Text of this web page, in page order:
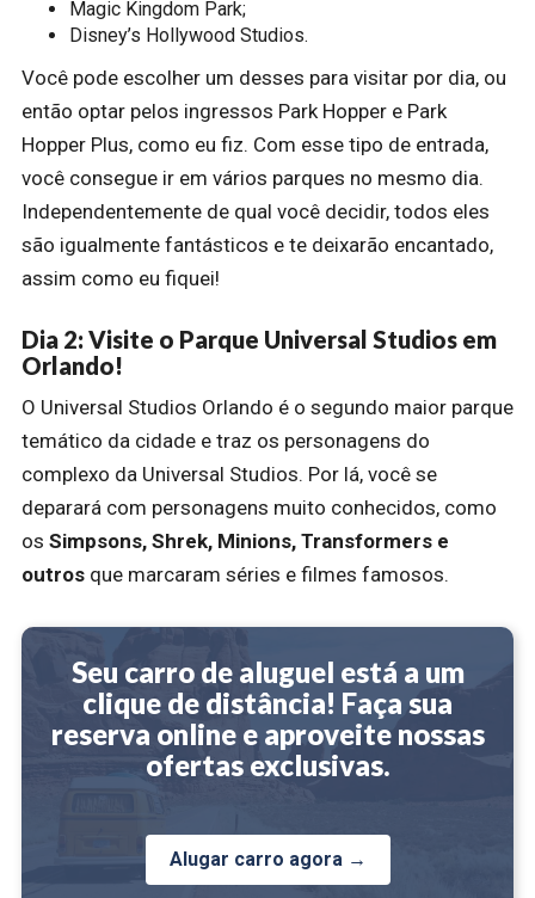
Magic Kingdom Park;
Disney’s Hollywood Studios.
Você pode escolher um desses para visitar por dia, ou
então optar pelos ingressos Park Hopper e Park
Hopper Plus, como eu fiz. Com esse tipo de entrada,
você consegue ir em vários parques no mesmo dia.
Independentemente de qual você decidir, todos eles
são igualmente fantásticos e te deixarão encantado,
assim como eu fiquei!
Dia 2: Visite o Parque Universal Studios em
Orlando!
O Universal Studios Orlando é o segundo maior parque
temático da cidade e traz os personagens do
complexo da Universal Studios. Por lá, você se
deparará com personagens muito conhecidos, como
os Simpsons, Shrek, Minions, Transformers e
outros que marcaram séries e filmes famosos.
Seu carro de aluguel está a um
clique de distância! Faça sua
reserva online e aproveite nossas
ofertas exclusivas.
Alugar carro agora →